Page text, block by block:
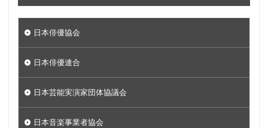
日本俳優協会
日本俳優連合
日本芸能実演家団体協議会
日本音楽事業者協会